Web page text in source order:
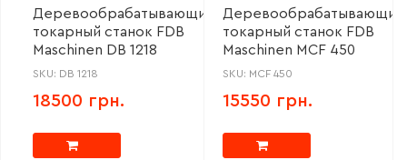
Деревообрабатывающий
токарный станок FDB
Maschinen DB 1218
SKU: DB 1218
18500 грн.
Деревообрабатывающий
токарный станок FDB
Maschinen MCF 450
SKU: MCF 450
15550 грн.